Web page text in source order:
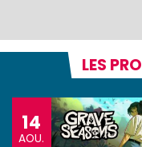
LES
14
AOU.